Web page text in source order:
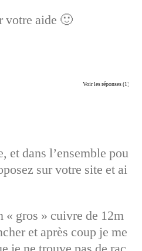
votre aide 🙂
Voir les réponses(1)
et dans l’ensemble pou
sur votre site et ai
gros » cuivre de 12m
et après coup je me